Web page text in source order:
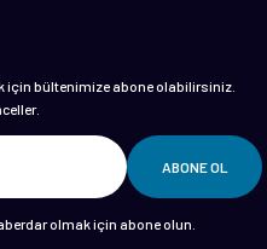
için bültenimize abone olabilirsiniz.
ABONE OL
olmak için abone olun.